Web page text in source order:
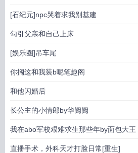
[石纪元]npc哭着求我别基建
勾引父亲和自己上床
[娱乐圈]吊车尾
你搁这和我装b呢笔趣阁
和他闪婚后
长公主的小情郎by华阙阙
我在abo军校艰难求生那些年by面包大王
直播手术，外科天才打脸日常[重生]